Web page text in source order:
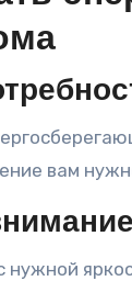
вам
нужной